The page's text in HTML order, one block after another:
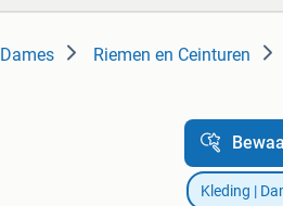
Riemen en Ceinturen
Kleding |